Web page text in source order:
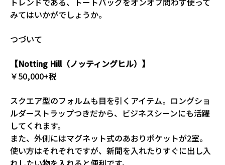
みてはいかがでしょうか。
つづいて
【Notting Hill（ノッティングヒル）】
￥50,000+税
スクエア型のフォルムも目を引くアイテム。ロングショ
ルダーストラップつきだから、ビジネスシーンにも活躍
してくれます。
また、外側にはマグネット式のあおりポケットが2室。
使い方はそれぞれですが、新聞を入れたりすぐに出し入